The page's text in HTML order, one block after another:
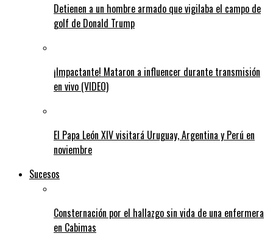
Detienen a un hombre armado que vigilaba el campo de
golf de Donald Trump
¡Impactante! Mataron a influencer durante transmisión
en vivo (VIDEO)
El Papa León XIV visitará Uruguay, Argentina y Perú en
noviembre
Sucesos
Consternación por el hallazgo sin vida de una enfermera
en Cabimas